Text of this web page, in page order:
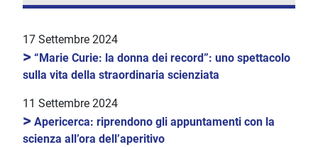
17 Settembre 2024
> “Marie Curie: la donna dei record”: uno spettacolo
sulla vita della straordinaria scienziata
11 Settembre 2024
> Apericerca: riprendono gli appuntamenti con la
scienza all’ora dell’aperitivo